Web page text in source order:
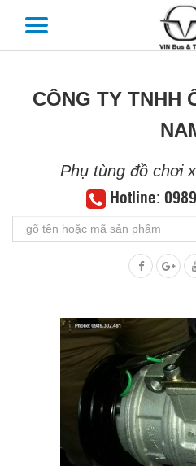
CÔNG TY TNHH
Phụ tùng đồ chơi
Hotline: